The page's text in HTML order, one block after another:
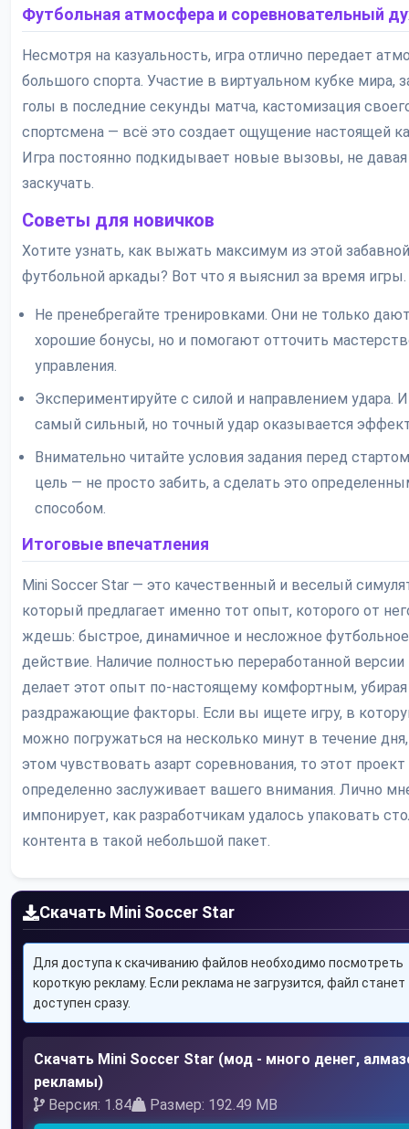
Футбольная атмосфера и соревновательный
Несмотря на казуальность, игра отлично передает
большого спорта. Участие в виртуальном кубке мира,
голы в последние секунды матча, кастомизация
спортсмена — всё это создает ощущение настоящей
Игра постоянно подкидывает новые вызовы, не давая
заскучать.
Советы для новичков
Хотите узнать, как выжать максимум из этой забавной
футбольной аркады? Вот что я выяснил за время игры.
Не пренебрегайте тренировками. Они не только
хорошие бонусы, но и помогают отточить
управления.
Экспериментируйте с силой и направлением удара.
самый сильный, но точный удар оказывается
Внимательно читайте условия задания перед
цель — не просто забить, а сделать это
способом.
Итоговые впечатления
Mini Soccer Star — это качественный и веселый
который предлагает именно тот опыт, которого от
ждешь: быстрое, динамичное и несложное футбольное
действие. Наличие полностью переработанной версии
делает этот опыт по-настоящему комфортным,
раздражающие факторы. Если вы ищете игру, в
можно погружаться на несколько минут в течение
этом чувствовать азарт соревнования, то этот проект
определенно заслуживает вашего внимания. Лично
импонирует, как разработчикам удалось упаковать
контента в такой небольшой пакет.
Скачать Mini Soccer Star
Для доступа к скачиванию файлов необходимо посмотреть
короткую рекламу. Если реклама не загрузится, файл станет
доступен сразу.
Скачать Mini Soccer Star (мод - много денег,
рекламы)
Версия: 1.84
Размер: 192.49 MB